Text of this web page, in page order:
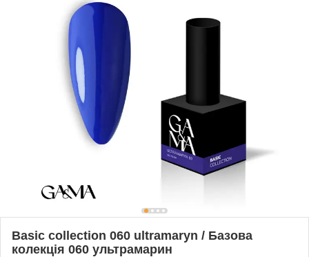
Basic collection 060 ultramaryn / Базова
колекція 060 ультрамарин